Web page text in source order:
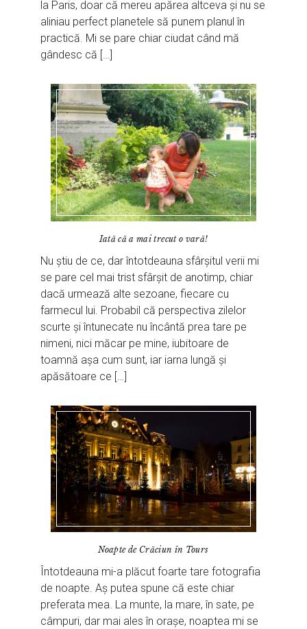
la Paris, doar că mereu apărea altceva și nu se
aliniau perfect planetele să punem planul în
practică. Mi se pare chiar ciudat când mă
gândesc că […]
Iată că a mai trecut o vară!
Nu știu de ce, dar întotdeauna sfârșitul verii mi
se pare cel mai trist sfârșit de anotimp, chiar
dacă urmează alte sezoane, fiecare cu
farmecul lui. Probabil că perspectiva zilelor
scurte și întunecate nu încântă prea tare pe
nimeni, nici măcar pe mine, iubitoare de
toamnă așa cum sunt, iar iarna lungă și
apăsătoare ce […]
Noapte de Crăciun în Tours
Întotdeauna mi-a plăcut foarte tare fotografia
de noapte. Aș putea spune că este chiar
preferata mea. La munte, la mare, în sate, pe
câmpuri, dar mai ales în orașe, noaptea mi se